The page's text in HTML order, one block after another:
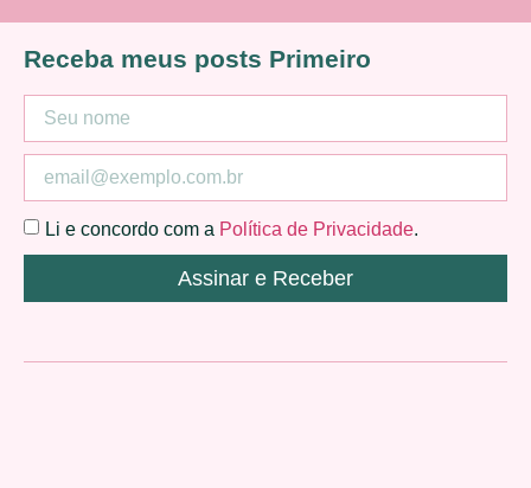
Receba meus posts Primeiro
Li e concordo com a Política de Privacidade.
Assinar e Receber